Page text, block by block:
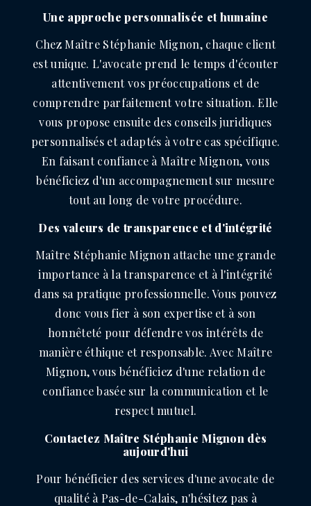
Une approche personnalisée et humaine
Chez Maître Stéphanie Mignon, chaque client
est unique. L'avocate prend le temps d'écouter
attentivement vos préoccupations et de
comprendre parfaitement votre situation. Elle
vous propose ensuite des conseils juridiques
personnalisés et adaptés à votre cas spécifique.
En faisant confiance à Maître Mignon, vous
bénéficiez d'un accompagnement sur mesure
tout au long de votre procédure.
Des valeurs de transparence et d'intégrité
Maître Stéphanie Mignon attache une grande
importance à la transparence et à l'intégrité
dans sa pratique professionnelle. Vous pouvez
donc vous fier à son expertise et à son
honnêteté pour défendre vos intérêts de
manière éthique et responsable. Avec Maître
Mignon, vous bénéficiez d'une relation de
confiance basée sur la communication et le
respect mutuel.
Contactez Maître Stéphanie Mignon dès
aujourd'hui
Pour bénéficier des services d'une avocate de
qualité à Pas-de-Calais, n'hésitez pas à